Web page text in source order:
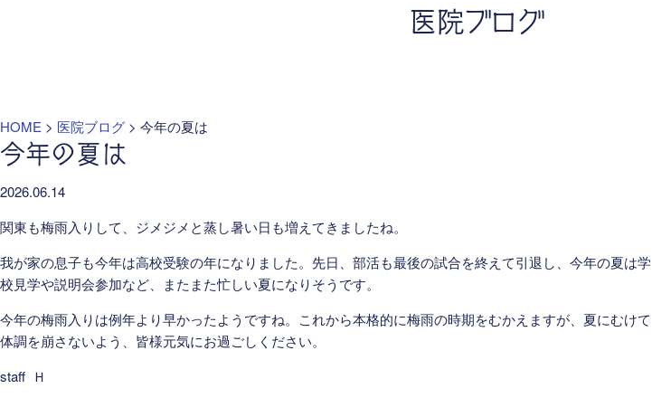
医院ブログ
HOME > 医院ブログ > 今年の夏は
今年の夏は
2026.06.14
関東も梅雨入りして、ジメジメと蒸し暑い日も増えてきましたね。
我が家の息子も今年は高校受験の年になりました。先日、部活も最後の試合を終えて引退し、今年の夏は学
校見学や説明会参加など、またまた忙しい夏になりそうです。
今年の梅雨入りは例年より早かったようですね。これから本格的に梅雨の時期をむかえますが、夏にむけて
体調を崩さないよう、皆様元気にお過ごしください。
staff Ｈ